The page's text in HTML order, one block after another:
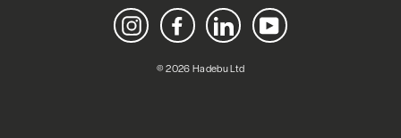
Instagram Facebook LinkedIn YouTube
© 2026 Hadebu Ltd